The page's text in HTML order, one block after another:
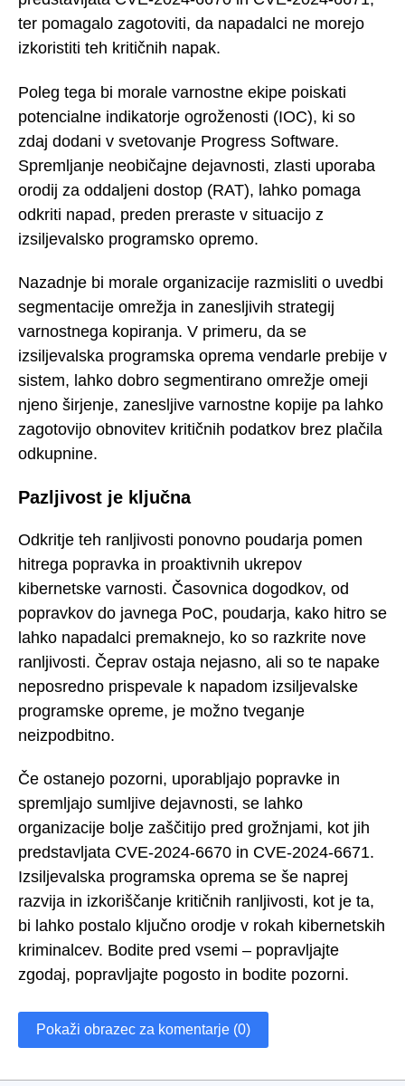
ter pomagalo zagotoviti, da napadalci ne morejo
izkoristiti teh kritičnih napak.
Poleg tega bi morale varnostne ekipe poiskati
potencialne indikatorje ogroženosti (IOC), ki so
zdaj dodani v svetovanje Progress Software.
Spremljanje neobičajne dejavnosti, zlasti uporaba
orodij za oddaljeni dostop (RAT), lahko pomaga
odkriti napad, preden preraste v situacijo z
izsiljevalsko programsko opremo.
Nazadnje bi morale organizacije razmisliti o uvedbi
segmentacije omrežja in zanesljivih strategij
varnostnega kopiranja. V primeru, da se
izsiljevalska programska oprema vendarle prebije v
sistem, lahko dobro segmentirano omrežje omeji
njeno širjenje, zanesljive varnostne kopije pa lahko
zagotovijo obnovitev kritičnih podatkov brez plačila
odkupnine.
Pazljivost je ključna
Odkritje teh ranljivosti ponovno poudarja pomen
hitrega popravka in proaktivnih ukrepov
kibernetske varnosti. Časovnica dogodkov, od
popravkov do javnega PoC, poudarja, kako hitro se
lahko napadalci premaknejo, ko so razkrite nove
ranljivosti. Čeprav ostaja nejasno, ali so te napake
neposredno prispevale k napadom izsiljevalske
programske opreme, je možno tveganje
neizpodbitno.
Če ostanejo pozorni, uporabljajo popravke in
spremljajo sumljive dejavnosti, se lahko
organizacije bolje zaščitijo pred grožnjami, kot jih
predstavljata CVE-2024-6670 in CVE-2024-6671.
Izsiljevalska programska oprema se še naprej
razvija in izkoriščanje kritičnih ranljivosti, kot je ta,
bi lahko postalo ključno orodje v rokah kibernetskih
kriminalcev. Bodite pred vsemi – popravljajte
zgodaj, popravljajte pogosto in bodite pozorni.
Pokaži obrazec za komentarje (0)